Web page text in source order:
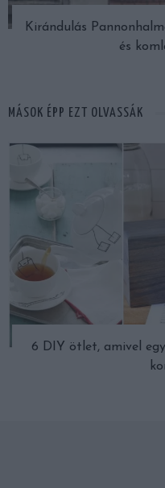
Kirándulás
és
MÁSOK ÉPP EZT OLVASSÁK
6 DIY ötlet, amivel